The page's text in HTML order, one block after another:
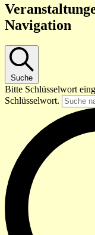
Navigation
Suche
Bitte Schlüsselwort
Schlüsselwort.